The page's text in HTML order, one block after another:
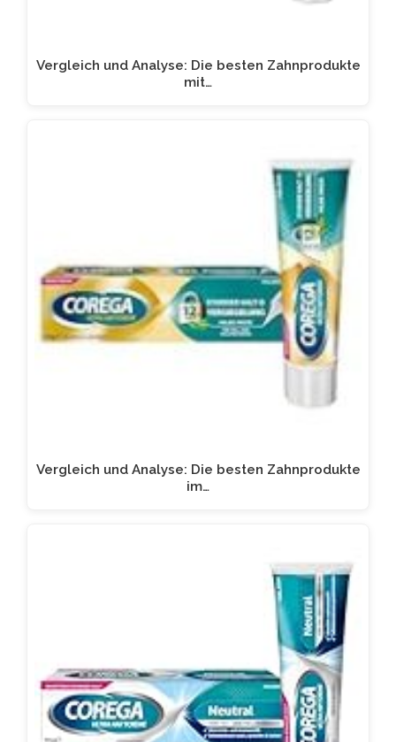
Vergleich und Analyse: Die besten Zahnprodukte
mit…
Vergleich und Analyse: Die besten Zahnprodukte
im…